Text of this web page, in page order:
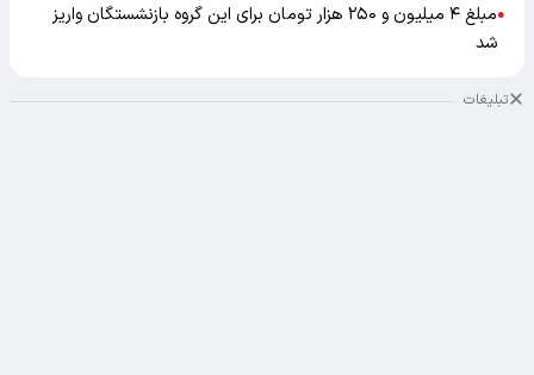
●
مبلغ ۴ میلیون و ۲۵۰ هزار تومان برای این گروه بازنشستگان واریز
شد
تبلیغات